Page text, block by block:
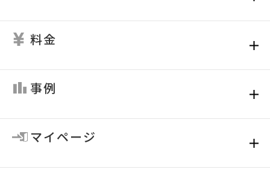
料金
事例
マイページ